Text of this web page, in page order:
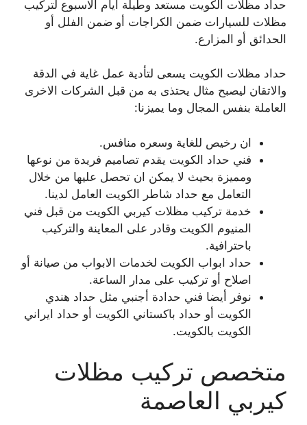
حداد مظلات الكويت مستعد وطيلة ايام الاسبوع لتركيب
مظلات للسيارات ضمن الكراجات أو ضمن الفلل أو
الحدائق أو المزارع.
حداد مظلات الكويت يسعى لتأدية عمل غاية في الدقة
والاتقان ليصبح مثال يحتذى به من قبل الشركات الاخرى
العاملة بنفس المجال وما يميزنا:
ان رخيص للغاية وسعره منافس.
فني حداد الكويت يقدم تصاميم فريدة من نوعها
ومميزة بحيث لا يمكن ان تحصل عليها من خلال
التعامل مع حداد شاطر الكويت العامل لدينا.
خدمة تركيب مظلات كيربي الكويت من قبل فني
المنيوم الكويت وقادر على المعاينة والتركيب
باحترافية.
حداد ابواب الكويت لخدمات الابواب من صيانة أو
اصلاح أو تركيب على مدار الساعة.
نوفر أيضا فني حدادة أجنبي مثل حداد هندي
الكويت أو حداد باكستاني الكويت أو حداد ايراني
الكويت بالكويت.
متخصص تركيب مظلات
كيربي العاصمة